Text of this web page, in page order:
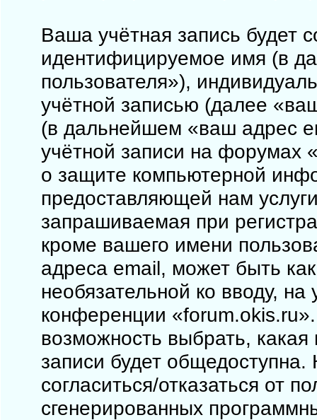
Ваша учётная запись будет
идентифицируемое имя (в
пользователя»),
учётной записью (далее
(в дальнейшем «ваш адрес
учётной записи на форумах
о защите компьютерной
предоставляющей нам
запрашиваемая при
кроме вашего имени
адреса email, может быть
необязательной ко вводу,
конференции
возможность выбрать,
записи будет общедоступна.
согласиться/отказаться от
сгенерированных